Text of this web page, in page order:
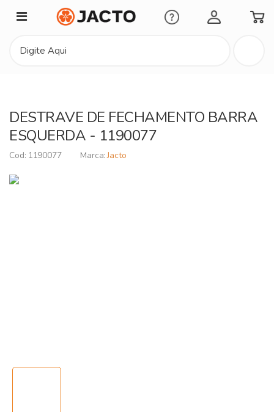
Minha Conta
DESTRAVE DE FECHAMENTO BARRA
ESQUERDA - 1190077
1190077 Jacto